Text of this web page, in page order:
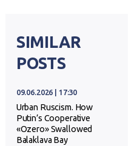
SIMILAR
POSTS
09.06.2026 | 17:30
Urban Ruscism. How
Putin’s Cooperative
«Ozero» Swallowed
Balaklava Bay